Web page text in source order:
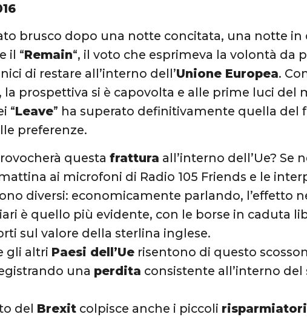
brusco dopo una notte concitata, una notte in
il “Remain“, il voto che esprimeva la volontà da
di restare all’interno dell’Unione Europea.
la prospettiva si è capovolta e alle prime luci del
“Leave” ha superato definitivamente quella del
preferenze.
questafrattura all’interno dell’Ue? Se
ai microfoni di Radio 105 Friends e le
diversi: economicamente parlando, l’effetto
è quello più evidente, con le borse in caduta
sul valore della sterlina inglese.
gli altri Paesi dell’Ue risentono di questo
una perdita consistente all’interno del
del Brexit colpisce anche i piccoli risparmiatori